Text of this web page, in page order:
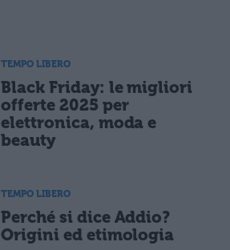
TEMPO LIBERO
Black Friday: le migliori
offerte 2025 per
elettronica, moda e
beauty
TEMPO LIBERO
Perché si dice Addio?
Origini ed etimologia